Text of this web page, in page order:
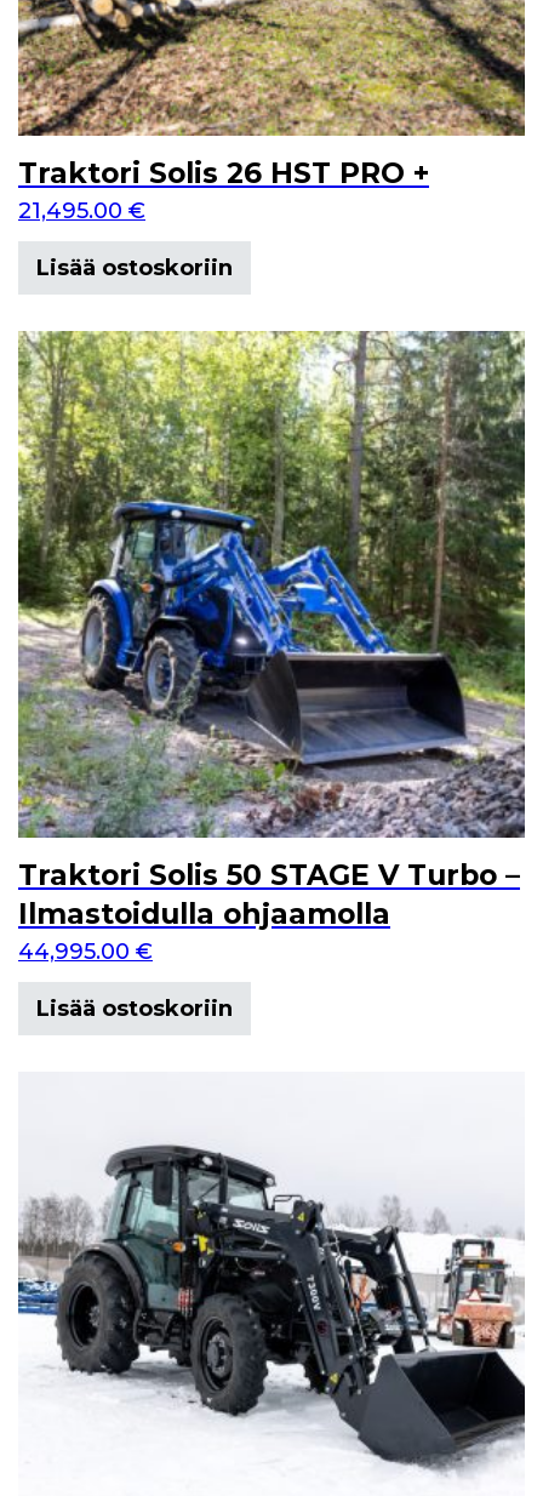
Traktori Solis 26 HST PRO +
21,495.00 €
Lisää ostoskoriin
Traktori Solis 50 STAGE V Turbo –
Ilmastoidulla ohjaamolla
44,995.00 €
Lisää ostoskoriin